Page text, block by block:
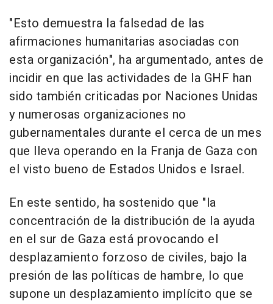
"Esto demuestra la falsedad de las
afirmaciones humanitarias asociadas con
esta organización", ha argumentado, antes de
incidir en que las actividades de la GHF han
sido también criticadas por Naciones Unidas
y numerosas organizaciones no
gubernamentales durante el cerca de un mes
que lleva operando en la Franja de Gaza con
el visto bueno de Estados Unidos e Israel.
En este sentido, ha sostenido que "la
concentración de la distribución de la ayuda
en el sur de Gaza está provocando el
desplazamiento forzoso de civiles, bajo la
presión de las políticas de hambre, lo que
supone un desplazamiento implícito que se